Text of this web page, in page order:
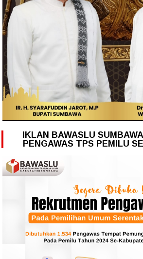
IKLAN BAWASLU
PENGAWAS TPS PEMILU